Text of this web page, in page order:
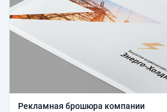
Рекламная брошюра компании